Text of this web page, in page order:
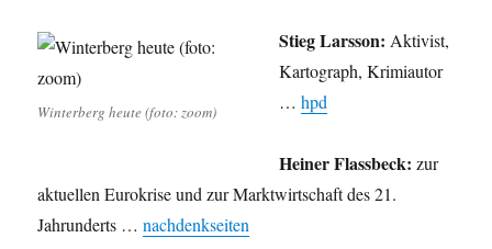
Winterberg heute (foto: zoom)
Stieg Larsson: Aktivist,
Kartograph, Krimiautor
…hpd
Heiner Flassbeck: zur
aktuellen Eurokrise und zur Marktwirtschaft des 21.
Jahrunderts …nachdenkseiten